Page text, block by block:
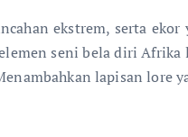
ekstrem, serta
seni bela diri
lapisan lore